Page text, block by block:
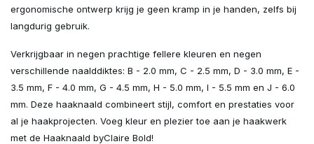
ergonomische ontwerp krijg je geen kramp in je handen, zelfs bij
langdurig gebruik.
Verkrijgbaar in negen prachtige fellere kleuren en negen
verschillende naalddiktes: B - 2.0 mm, C - 2.5 mm, D - 3.0 mm, E -
3.5 mm, F - 4.0 mm, G - 4.5 mm, H - 5.0 mm, I - 5.5 mm en J - 6.0
mm. Deze haaknaald combineert stijl, comfort en prestaties voor
al je haakprojecten. Voeg kleur en plezier toe aan je haakwerk
met de Haaknaald byClaire Bold!